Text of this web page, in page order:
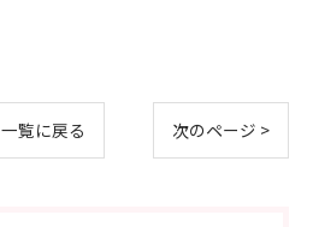
一覧に戻る 次のページ >